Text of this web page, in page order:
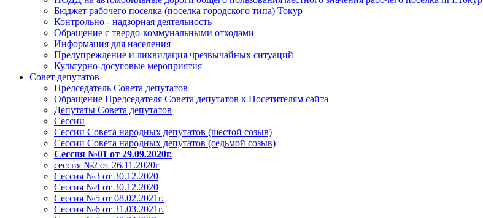
Бюджет рабочего поселка (поселка городского типа) Токур
Контрольно - надзорная деятельность
Обращение с твердо-коммунальными отходами
Информация для населения
Предупреждение и ликвидация чрезвычайных ситуаций
Культурно-досуговые мероприятия
Совет депутатов
Председатель Совета депутатов
Обращение Председателя Совета депутатов к Посетителям сайта
Депутаты Совета депутатов
Сессии
Сессии Совета народных депутатов (шестой созыв)
Сессии Совета народных депутатов (седьмой созыв)
Сессия №01 от 29.09.2020г.
сессия №2 от 26.11.2020г
Сессия №3 от 30.12.2020
Сессия №4 от 30.12.2020
Сессия №5 от 08.02.2021г.
Сессия №6 от 31.03.2021г.